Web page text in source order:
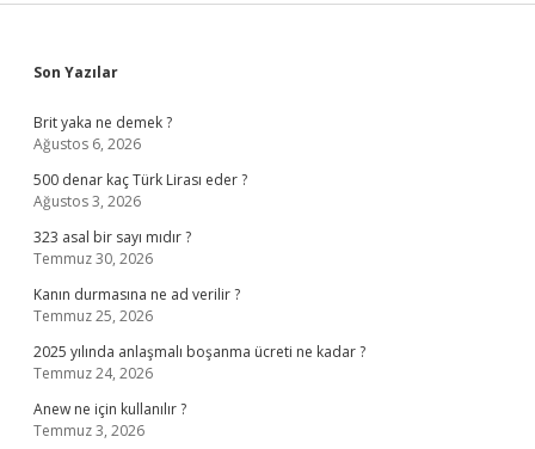
Sidebar
Son Yazılar
Brit yaka ne demek ?
Ağustos 6, 2026
500 denar kaç Türk Lirası eder ?
Ağustos 3, 2026
323 asal bir sayı mıdır ?
Temmuz 30, 2026
Kanın durmasına ne ad verilir ?
Temmuz 25, 2026
2025 yılında anlaşmalı boşanma ücreti ne kadar ?
Temmuz 24, 2026
Anew ne için kullanılır ?
Temmuz 3, 2026